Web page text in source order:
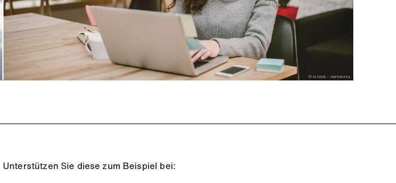
© istock - nortonrsx
Unterstützen Sie diese zum Beispiel bei: